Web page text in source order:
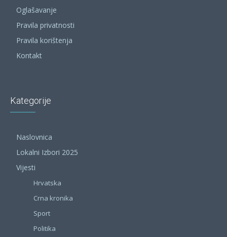
Oglašavanje
Pravila privatnosti
Pravila korištenja
Kontakt
Kategorije
Naslovnica
Lokalni Izbori 2025
Vijesti
Hrvatska
Crna kronika
Sport
Politika